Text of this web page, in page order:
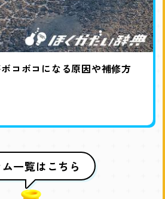
コボコになる原因や補修方
一覧はこちら